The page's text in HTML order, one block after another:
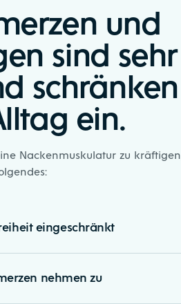
und
sind sehr
schränken
ein.
Nackenmuskulatur zu kräftigen,
eingeschränkt
nehmen zu